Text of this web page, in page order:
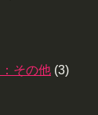
その他 (3)